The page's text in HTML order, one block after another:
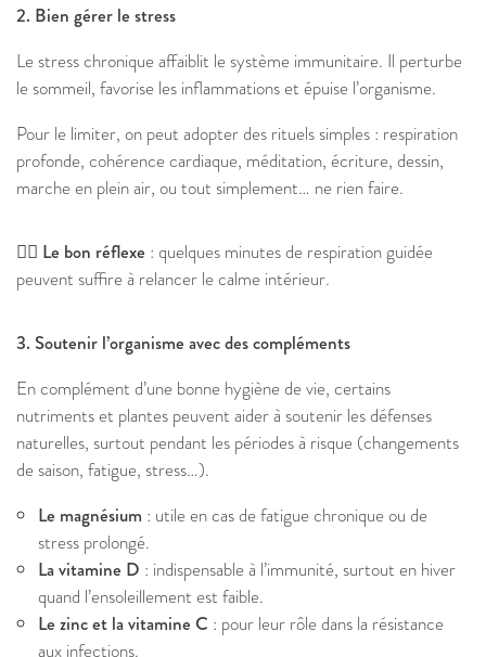
2. Bien gérer le stress
Le stress chronique affaiblit le système immunitaire. Il perturbe
le sommeil, favorise les inflammations et épuise l’organisme.
Pour le limiter, on peut adopter des rituels simples : respiration
profonde, cohérence cardiaque, méditation, écriture, dessin,
marche en plein air, ou tout simplement… ne rien faire.
🧘‍♀️ Le bon réflexe : quelques minutes de respiration guidée
peuvent suffire à relancer le calme intérieur.
3. Soutenir l’organisme avec des compléments
En complément d’une bonne hygiène de vie, certains
nutriments et plantes peuvent aider à soutenir les défenses
naturelles, surtout pendant les périodes à risque (changements
de saison, fatigue, stress…).
Le magnésium : utile en cas de fatigue chronique ou de
stress prolongé.
La vitamine D : indispensable à l’immunité, surtout en hiver
quand l’ensoleillement est faible.
Le zinc et la vitamine C : pour leur rôle dans la résistance
aux infections.